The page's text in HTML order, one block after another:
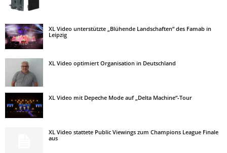
XL Video unterstützte „Blühende Landschaften“ des Famab in
Leipzig
XL Video optimiert Organisation in Deutschland
XL Video mit Depeche Mode auf „Delta Machine“-Tour
XL Video stattete Public Viewings zum Champions League Finale
aus